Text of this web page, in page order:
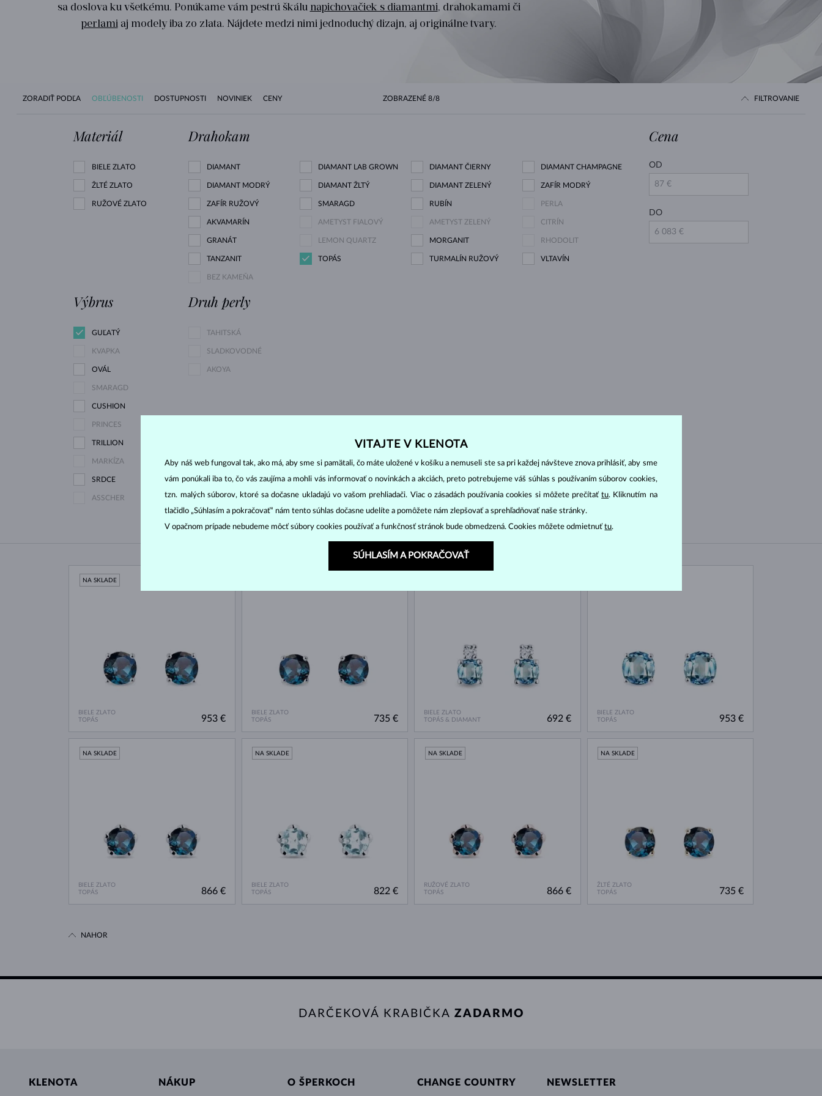
HALO ŠTÝL
ORIGINÁLNE SÚPRAVY
AMETYSTY BIELE ZLATO
SINGLE MORGANITY BIELE ZLATO
ŽLTÉ ZLATO
DRAHOKAMY TOPÁSY RUŽOVÉ ZLATO
MAGNETICKÉ NÁHRDELNÍKY
SLADKOVODNÉ PERLY
BEZEL OSADENIE RUBÍNY BIELE ZLATO
RUŽOVÉ ZLATO
PRE MAMIČKU TIPY NA DARČEKY
sa doslova ku všetkému. Ponúkame vám pestrú škálu napichovačiek s diamantmi, drahokamami či
perlamiaj modely iba zo zlata. Nájdete medzi nimi jednoduchý dizajn, aj originálne tvary.
ZORADIŤ PODĽA OBĽÚBENOSTI DOSTUPNOSTI NOVINIEK CENY ZOBRAZENÉ 8/8 FILTROVANIE
Materiál
BIELE ZLATO
ŽLTÉ ZLATO
RUŽOVÉ ZLATO
Drahokam
DIAMANT DIAMANT LAB GROWN DIAMANT ČIERNY DIAMANT CHAMPAGNE
DIAMANT MODRÝ DIAMANT ŽLTÝ DIAMANT ZELENÝ ZAFÍR MODRÝ
ZAFÍR RUŽOVÝ SMARAGD RUBÍN PERLA
AKVAMARÍN AMETYST FIALOVÝ AMETYST ZELENÝ CITRÍN
GRANÁT LEMON QUARTZ MORGANIT RHODOLIT
TANZANIT TOPÁS TURMALÍN RUŽOVÝ VLTAVÍN
BEZ KAMEŇA
Cena
OD
DO
Výbrus
GUĽATÝ
KVAPKA
OVÁL
SMARAGD
CUSHION
PRINCES
TRILLION
MARKÍZA
SRDCE
ASSCHER
Druh perly
TAHITSKÁ
SLADKOVODNÉ
AKOYA
BIELE ZLATO
TOPÁS
NA SKLADE
953 €
BIELE ZLATO
TOPÁS
735 €
BIELE ZLATO
TOPÁS & DIAMANT
692 €
BIELE ZLATO
TOPÁS
953 €
BIELE ZLATO
TOPÁS
NA SKLADE
866 €
BIELE ZLATO
TOPÁS
NA SKLADE
822 €
RUŽOVÉ ZLATO
TOPÁS
NA SKLADE
866 €
ŽLTÉ ZLATO
TOPÁS
NA SKLADE
735 €
NAHOR
DARČEKOVÁ KRABIČKA ZADARMO
KLENOTA NÁKUP O ŠPERKOCH CHANGE COUNTRY NEWSLETTER
VITAJTE V KLENOTA
Aby náš web fungoval tak, ako má, aby sme si pamätali, čo máte uložené v košíku a nemuseli ste sa pri každej návšteve znova prihlásiť, aby sme
vám ponúkali iba to, čo vás zaujíma a mohli vás informovať o novinkách a akciách, preto potrebujeme váš súhlas s používaním súborov cookies,
tzn. malých súborov, ktoré sa dočasne ukladajú vo vašom prehliadači. Viac o zásadách používania cookies si môžete prečítaťtu. Kliknutím na
tlačidlo „Súhlasím a pokračovať“ nám tento súhlas dočasne udelíte a pomôžete nám zlepšovať a sprehľadňovať naše stránky.
V opačnom prípade nebudeme môcť súbory cookies používať a funkčnosť stránok bude obmedzená. Cookies môžete odmietnuťtu.
SÚHLASÍM A POKRAČOVAŤ